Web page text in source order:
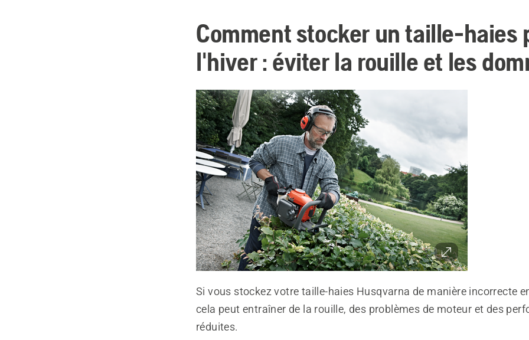
Comment stocker un taille-haies
l'hiver : éviter la rouille et les
Si vous stockez votre taille-haies Husqvarna de manière incorrecte
cela peut entraîner de la rouille, des problèmes de moteur et des
réduites.